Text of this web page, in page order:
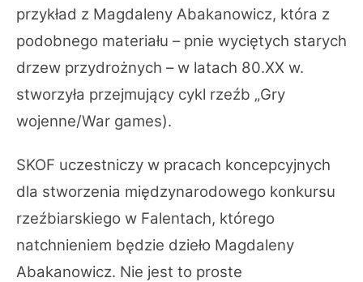
przykład z Magdaleny Abakanowicz, która z
podobnego materiału – pnie wyciętych starych
drzew przydrożnych – w latach 80.XX w.
stworzyła przejmujący cykl rzeźb „Gry
wojenne/War games).
SKOF uczestniczy w pracach koncepcyjnych
dla stworzenia międzynarodowego konkursu
rzeźbiarskiego w Falentach, którego
natchnieniem będzie dzieło Magdaleny
Abakanowicz. Nie jest to proste